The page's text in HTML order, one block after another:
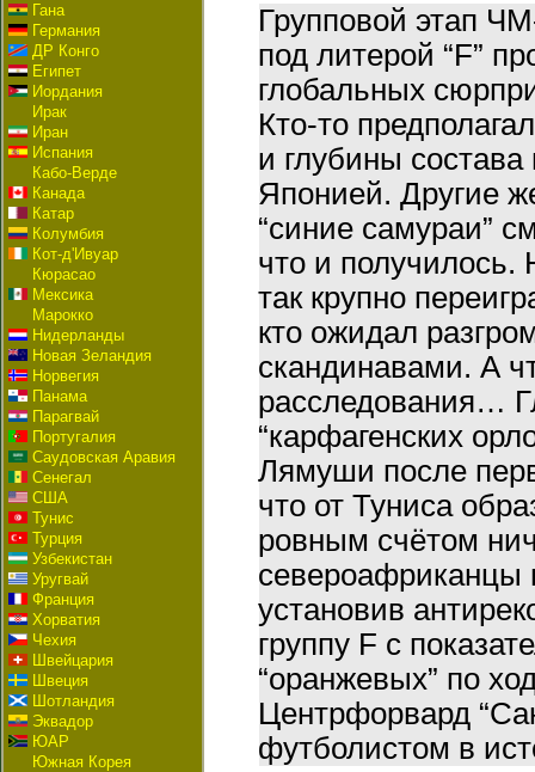
Гана
Германия
ДР Конго
Египет
Иордания
Ирак
Иран
Испания
Кабо-Верде
Канада
Катар
Колумбия
Кот-д'Ивуар
Кюрасао
Мексика
Марокко
Нидерланды
Новая Зеландия
Норвегия
Панама
Парагвай
Португалия
Саудовская Аравия
Сенегал
США
Тунис
Турция
Узбекистан
Уругвай
Франция
Хорватия
Чехия
Швейцария
Швеция
Шотландия
Эквадор
ЮАР
Южная Корея
Групповой этап
под литерой “F”
глобальных
Кто-то
и глубины
Японией. Другие
“синие самураи”
что и
так крупно
кто ожидал
скандинавами. А
расследования…
“карфагенских
Лямуши после
что от Туниса
ровным счётом
североафриканцы
установив
группу F с
“оранжевых” по
Центрфорвард
футболистом в